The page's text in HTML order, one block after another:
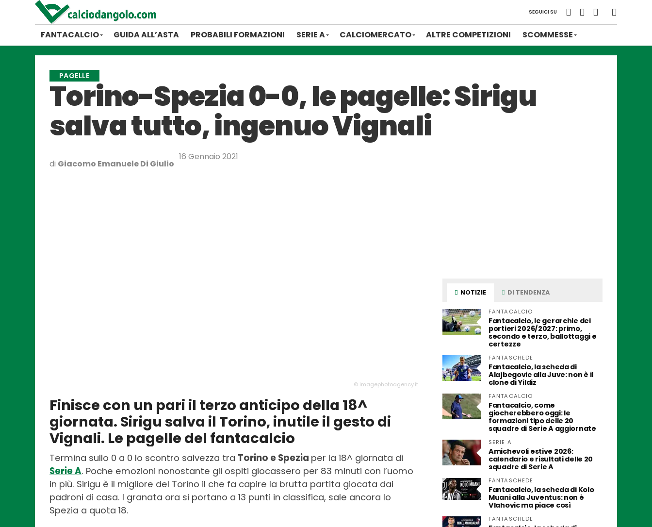
SEGUICI SU
FANTACALCIO GUIDA ALL’ASTA PROBABILI FORMAZIONI SERIE A CALCIOMERCATO ALTRE COMPETIZIONI SCOMMESSE
PAGELLE
Torino-Spezia 0-0, le pagelle: Sirigu
salva tutto, ingenuo Vignali
di Giacomo Emanuele Di Giulio
16 Gennaio 2021
© imagephotoagency.it
Finisce con un pari il terzo anticipo della 18^
giornata. Sirigu salva il Torino, inutile il gesto di
Vignali. Le pagelle del fantacalcio
Termina sullo 0 a 0 lo scontro salvezza tra Torino e Spezia per la 18^ giornata di
Serie A. Poche emozioni nonostante gli ospiti giocassero per 83 minuti con l’uomo
in più. Sirigu è il migliore del Torino il che fa capire la brutta partita giocata dai
padroni di casa. I granata ora si portano a 13 punti in classifica, sale ancora lo
Spezia a quota 18.
NOTIZIE DI TENDENZA
FANTACALCIO
Fantacalcio, le gerarchie dei
portieri 2026/2027: primo,
secondo e terzo, ballottaggi e
certezze
FANTASCHEDE
Fantacalcio, la scheda di
Alajbegovic alla Juve: non è il
clone di Yildiz
FANTACALCIO
Fantacalcio, come
giocherebbero oggi: le
formazioni tipo delle 20
squadre di Serie A aggiornate
SERIE A
Amichevoli estive 2026:
calendario e risultati delle 20
squadre di Serie A
FANTASCHEDE
Fantacalcio, la scheda di Kolo
Muani alla Juventus: non è
Vlahovic ma piace così
FANTASCHEDE